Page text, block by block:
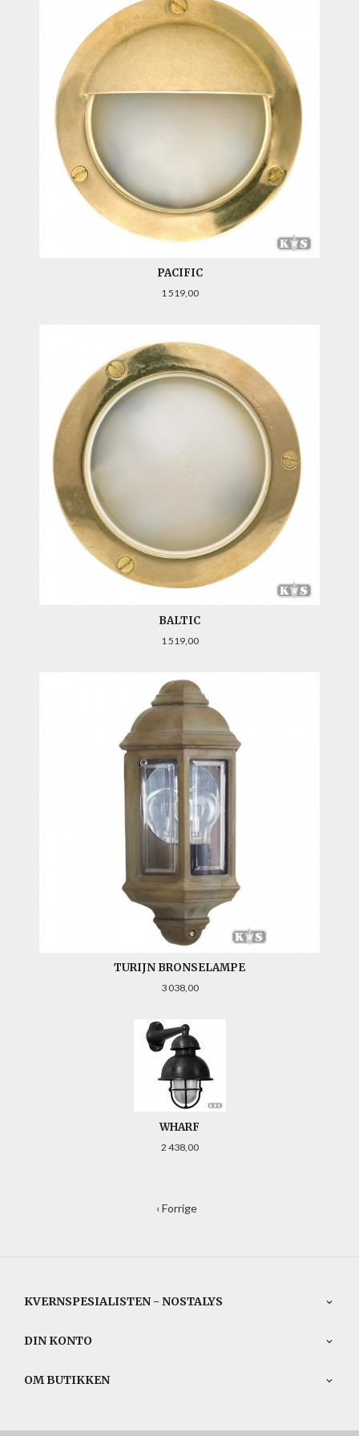
PACIFIC
Pris
1 519,00
BALTIC
Pris
1 519,00
TURIJN BRONSELAMPE
Pris
3 038,00
WHARF
Pris
2 438,00
‹ Forrige
KVERNSPESIALISTEN - NOSTALYS
DIN KONTO
OM BUTIKKEN